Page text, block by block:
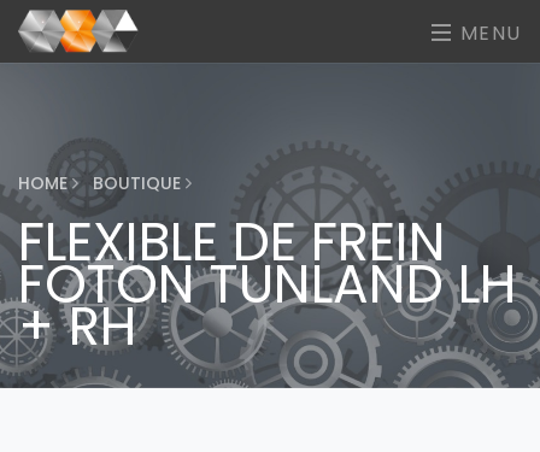
MENU
HOME BOUTIQUE
FLEXIBLE DE FREIN
FOTON TUNLAND LH
+ RH